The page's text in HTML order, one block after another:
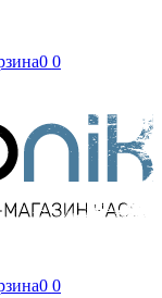
0 0
0 0